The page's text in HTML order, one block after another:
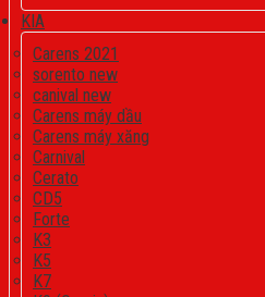
KIA
Carens 2021
sorento new
canival new
Carens máy dầu
Carens máy xăng
Carnival
Cerato
CD5
Forte
K3
K5
K7